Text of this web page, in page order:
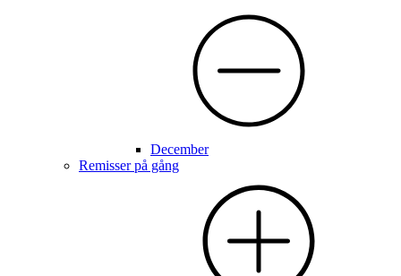
December
Remisser på gång